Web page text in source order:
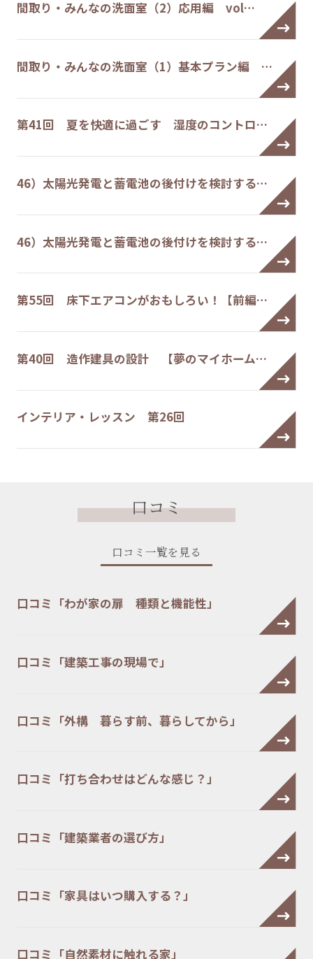
間取り・みんなの洗面室（2）応用編 vol…
間取り・みんなの洗面室（1）基本プラン編 …
第41回 夏を快適に過ごす 湿度のコントロ…
46）太陽光発電と蓄電池の後付けを検討する…
46）太陽光発電と蓄電池の後付けを検討する…
第55回 床下エアコンがおもしろい！【前編…
第40回 造作建具の設計 【夢のマイホーム…
インテリア・レッスン 第26回
口コミ
口コミ一覧を見る
口コミ「わが家の扉 種類と機能性」
口コミ「建築工事の現場で」
口コミ「外構 暮らす前、暮らしてから」
口コミ「打ち合わせはどんな感じ？」
口コミ「建築業者の選び方」
口コミ「家具はいつ購入する？」
口コミ「自然素材に触れる家」